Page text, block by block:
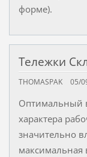
форме).
Тележки
THOMASPAK 05/
Оптимальный
характера
значительно
максимальная